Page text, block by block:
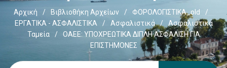
Αρχική / Βιβλιοθήκη Αρχείων / ΦΟΡΟΛΟΓΙΣΤΙΚΑ_old
/
ΕΡΓΑΤΙΚΑ - ΑΣΦΑΛΙΣΤΙΚΑ
/ Ασφαλιστικά /
Ασφαλιστικά
Ταμεία
/
ΟΑΕΕ: ΥΠΟΧΡΕΩΤΙΚΑ ΔΙΠΛΗ ΑΣΦΑΛΙΣΗ ΓΙΑ
ΕΠΙΣΤΗΜΟΝΕΣ